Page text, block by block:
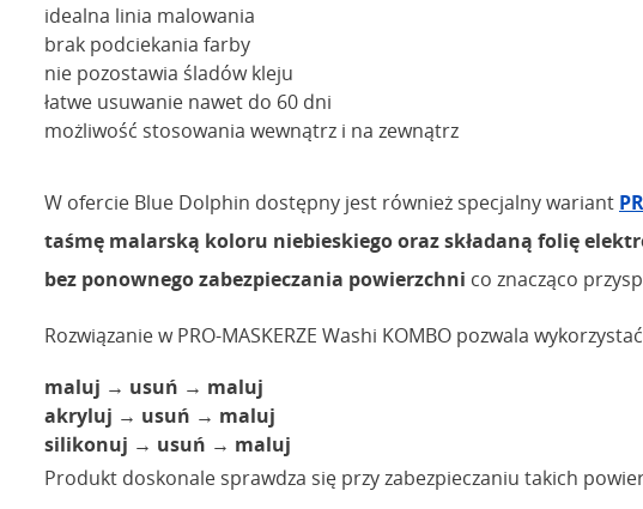
idealna linia malowania
brak podciekania farby
nie pozostawia śladów kleju
łatwe usuwanie nawet do 60 dni
możliwość stosowania wewnątrz i na zewnątrz
W ofercie Blue Dolphin dostępny jest również specjalny wariant
taśmę malarską koloru niebieskiego oraz składaną folię
bez ponownego zabezpieczania powierzchni co znacząco
Rozwiązanie w PRO-MASKERZE Washi KOMBO pozwala
maluj → usuń → maluj
akryluj → usuń → maluj
silikonuj → usuń → maluj
Produkt doskonale sprawdza się przy zabezpieczaniu takich